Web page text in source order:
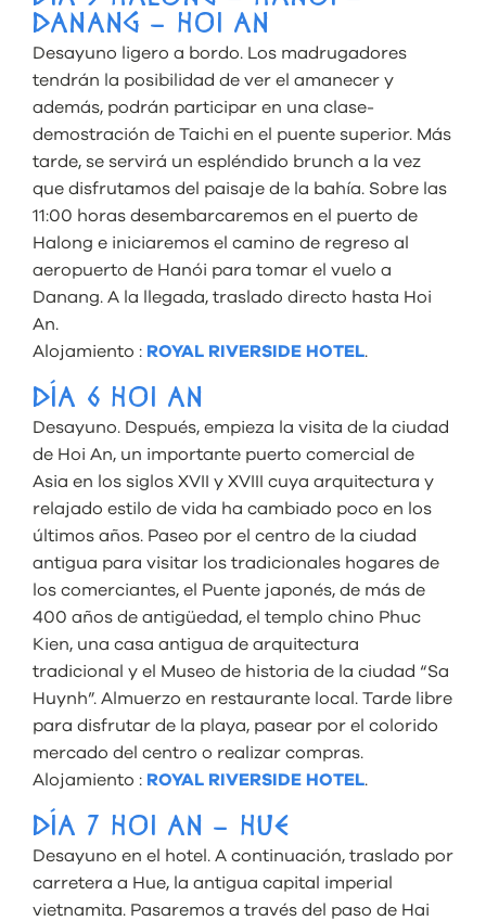
DANANG – HOI AN
Desayuno ligero a bordo. Los madrugadores
tendrán la posibilidad de ver el amanecer y
además, podrán participar en una clase-
demostración de Taichi en el puente superior. Más
tarde, se servirá un espléndido brunch a la vez
que disfrutamos del paisaje de la bahía. Sobre las
11:00 horas desembarcaremos en el puerto de
Halong e iniciaremos el camino de regreso al
aeropuerto de Hanói para tomar el vuelo a
Danang. A la llegada, traslado directo hasta Hoi
An.
Alojamiento : ROYAL RIVERSIDE HOTEL.
DÍA 6 HOI AN
Desayuno. Después, empieza la visita de la ciudad
de Hoi An, un importante puerto comercial de
Asia en los siglos XVII y XVIII cuya arquitectura y
relajado estilo de vida ha cambiado poco en los
últimos años. Paseo por el centro de la ciudad
antigua para visitar los tradicionales hogares de
los comerciantes, el Puente japonés, de más de
400 años de antigüedad, el templo chino Phuc
Kien, una casa antigua de arquitectura
tradicional y el Museo de historia de la ciudad “Sa
Huynh”. Almuerzo en restaurante local. Tarde libre
para disfrutar de la playa, pasear por el colorido
mercado del centro o realizar compras.
Alojamiento : ROYAL RIVERSIDE HOTEL.
DÍA 7 HOI AN – HUE
Desayuno en el hotel. A continuación, traslado por
carretera a Hue, la antigua capital imperial
vietnamita. Pasaremos a través del paso de Hai